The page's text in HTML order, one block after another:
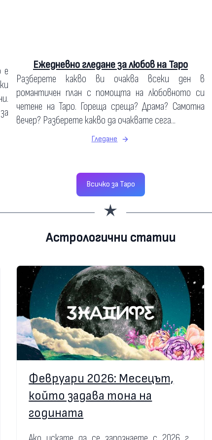
е
Ежедневно гледане за любов на Таро
Разберете какво ви очаква всеки ден в
романтичен план с помощта на любовното си
четене на Таро. Гореща среща? Драма? Самотна
вечер? Разберете какво да очаквате сега...
Гледане
Всичко за Таро
Астрологични статии
Февруари 2026: Месецът,
който задава тона на
годината